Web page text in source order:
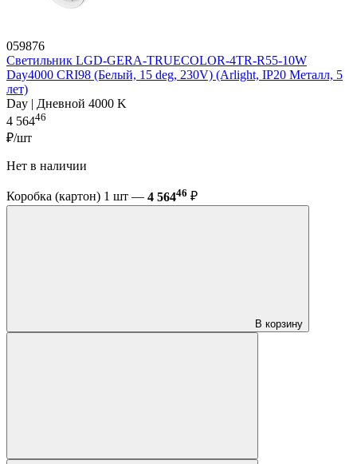
059876
Светильник LGD-GERA-TRUECOLOR-4TR-R55-10W
Day4000 CRI98 (Белый, 15 deg, 230V) (Arlight, IP20 Металл, 5
лет)
Day | Дневной 4000 K
4 56446
₽/шт
Нет в наличии
Коробка (картон) 1 шт — 4 56446 ₽
В корзину